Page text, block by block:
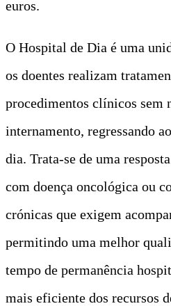
euros.
O Hospital de Dia é uma
os doentes realizam
procedimentos clínicos sem
internamento, regressando
dia. Trata-se de uma
com doença oncológica ou
crónicas que exigem
permitindo uma melhor
tempo de permanência
mais eficiente dos recursos